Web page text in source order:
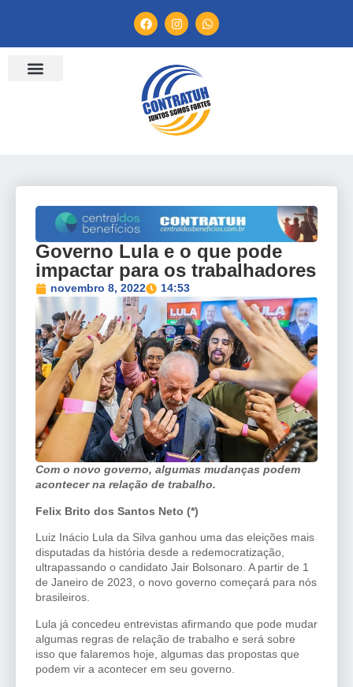
Governo Lula e o que pode
impactar para os trabalhadores
novembro 8, 2022 14:53
Com o novo governo, algumas mudanças podem
acontecer na relação de trabalho.
Felix Brito dos Santos Neto (*)
Luiz Inácio Lula da Silva ganhou uma das eleições mais
disputadas da história desde a redemocratização,
ultrapassando o candidato Jair Bolsonaro. A partir de 1
de Janeiro de 2023, o novo governo começará para nós
brasileiros.
Lula já concedeu entrevistas afirmando que pode mudar
algumas regras de relação de trabalho e será sobre
isso que falaremos hoje, algumas das propostas que
podem vir a acontecer em seu governo.